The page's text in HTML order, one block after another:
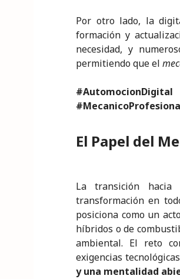
Por otro lado, la
formación y
necesidad, y
permitiendo que el
El Papel del
La transición hacia
transformación en
posiciona como un
híbridos o de
ambiental. El reto
exigencias
y una mentalidad